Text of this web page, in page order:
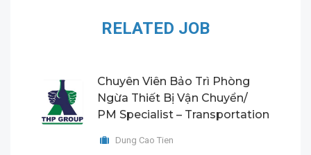
RELATED JOB
Chuyên Viên Bảo Trì Phòng
Ngừa Thiết Bị Vận Chuyển/
PM Specialist – Transportation
Dung Cao Tien